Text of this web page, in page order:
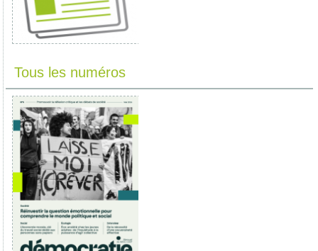
Tous les numéros